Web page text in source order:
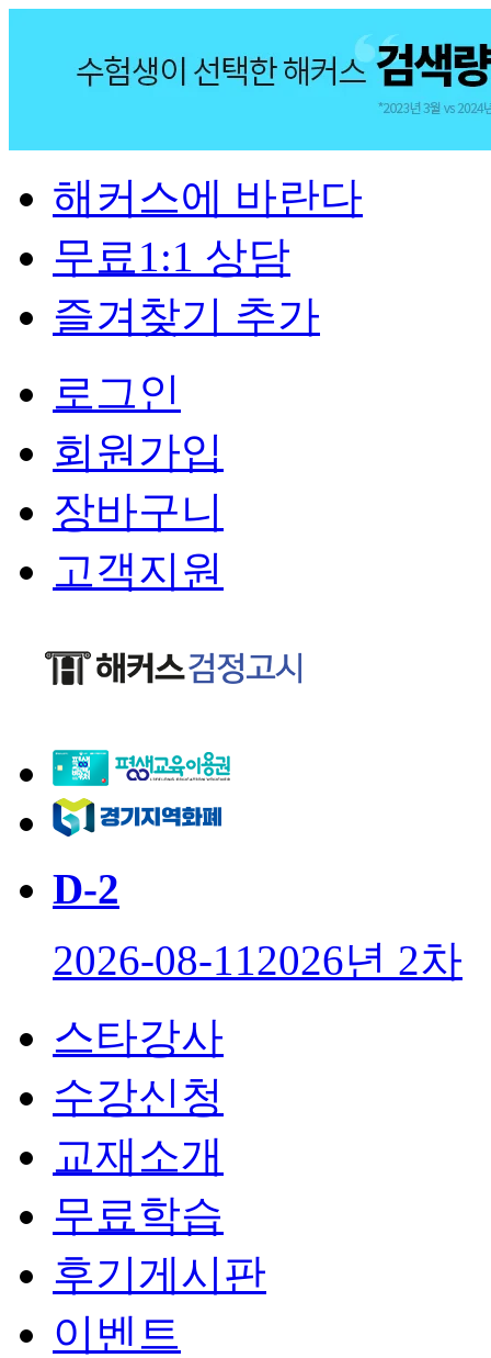
해커스에 바란다
무료1:1 상담
즐겨찾기 추가
로그인
회원가입
장바구니
고객지원
D-2
2026-08-112026년 2차
스타강사
수강신청
교재소개
무료학습
후기게시판
이벤트